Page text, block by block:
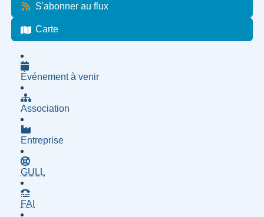
S'abonner au flux
Carte
Événement à venir
Association
Entreprise
GULL
FAI